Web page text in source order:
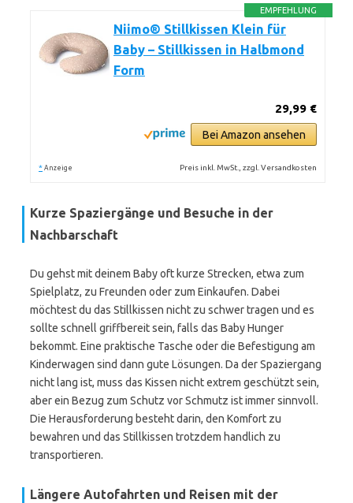
EMPFEHLUNG
Niimo® Stillkissen Klein für
Baby – Stillkissen in Halbmond
Form
29,99 €
Bei Amazon ansehen
* Anzeige Preis inkl. MwSt., zzgl. Versandkosten
Kurze Spaziergänge und Besuche in der
Nachbarschaft
Du gehst mit deinem Baby oft kurze Strecken, etwa zum
Spielplatz, zu Freunden oder zum Einkaufen. Dabei
möchtest du das Stillkissen nicht zu schwer tragen und es
sollte schnell griffbereit sein, falls das Baby Hunger
bekommt. Eine praktische Tasche oder die Befestigung am
Kinderwagen sind dann gute Lösungen. Da der Spaziergang
nicht lang ist, muss das Kissen nicht extrem geschützt sein,
aber ein Bezug zum Schutz vor Schmutz ist immer sinnvoll.
Die Herausforderung besteht darin, den Komfort zu
bewahren und das Stillkissen trotzdem handlich zu
transportieren.
Längere Autofahrten und Reisen mit der